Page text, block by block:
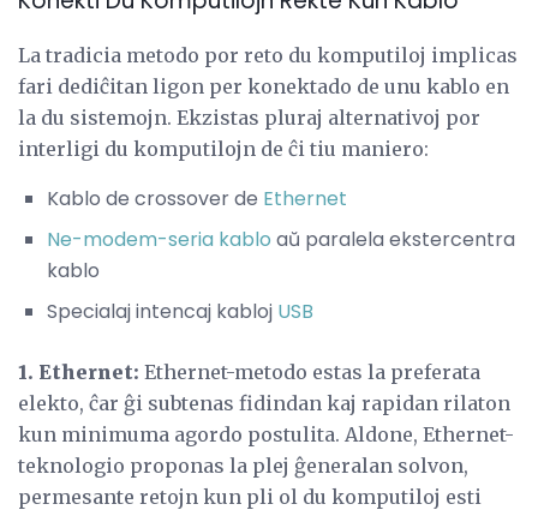
La tradicia metodo por reto du komputiloj implicas
fari dediĉitan ligon per konektado de unu kablo en
la du sistemojn. Ekzistas pluraj alternativoj por
interligi du komputilojn de ĉi tiu maniero:
Kablo de crossover de Ethernet
Ne-modem-seria kablo aŭ paralela ekstercentra
kablo
Specialaj intencaj kabloj USB
1. Ethernet: Ethernet-metodo estas la preferata
elekto, ĉar ĝi subtenas fidindan kaj rapidan rilaton
kun minimuma agordo postulita. Aldone, Ethernet-
teknologio proponas la plej ĝeneralan solvon,
permesante retojn kun pli ol du komputiloj esti